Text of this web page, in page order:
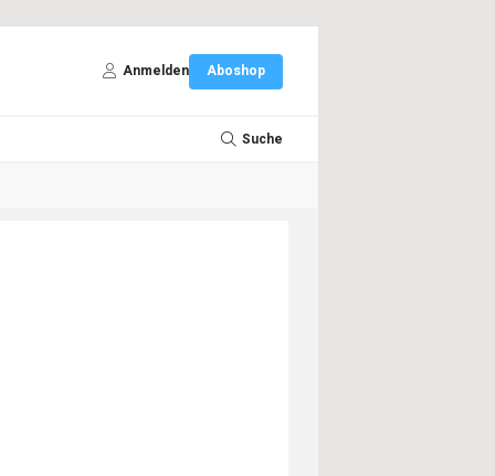
Anmelden Aboshop
Suche